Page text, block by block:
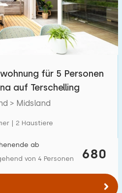
für 5 Personen
auf Terschelling
> Midsland
| 2 Haustiere
680
ab
von 4 Personen